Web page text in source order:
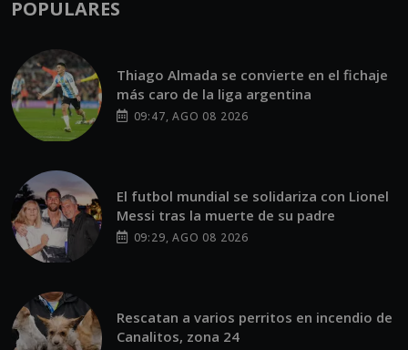
POPULARES
Thiago Almada se convierte en el fichaje
más caro de la liga argentina
09:47, AGO 08 2026
El futbol mundial se solidariza con Lionel
Messi tras la muerte de su padre
09:29, AGO 08 2026
Rescatan a varios perritos en incendio de
Canalitos, zona 24